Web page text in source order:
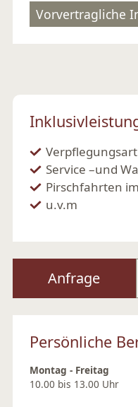
Vorvertragliche
Service –und
Pirschfahrten
u.v.m
Anfrage
Persönliche
Montag - Freitag
10.00 bis 13.00 Uhr